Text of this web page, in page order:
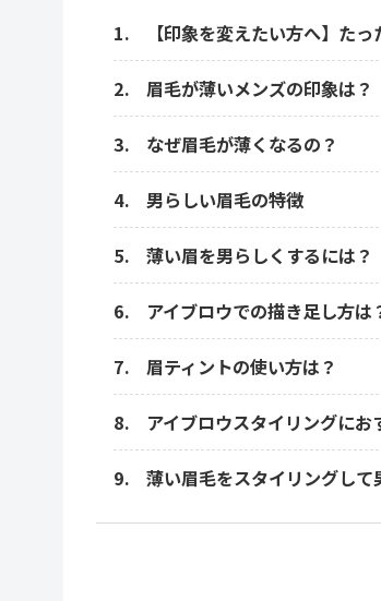
【印象を変えたい方へ】た
眉毛が薄いメンズの印象は？
なぜ眉毛が薄くなるの？
男らしい眉毛の特徴
薄い眉を男らしくするには？
アイブロウでの描き足し方は
眉ティントの使い方は？
アイブロウスタイリングに
薄い眉毛をスタイリングして